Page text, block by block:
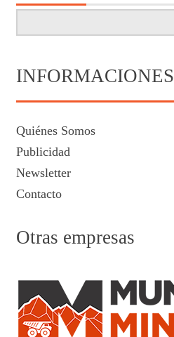
INFORMACIONES
Quiénes Somos
Publicidad
Newsletter
Contacto
Otras empresas